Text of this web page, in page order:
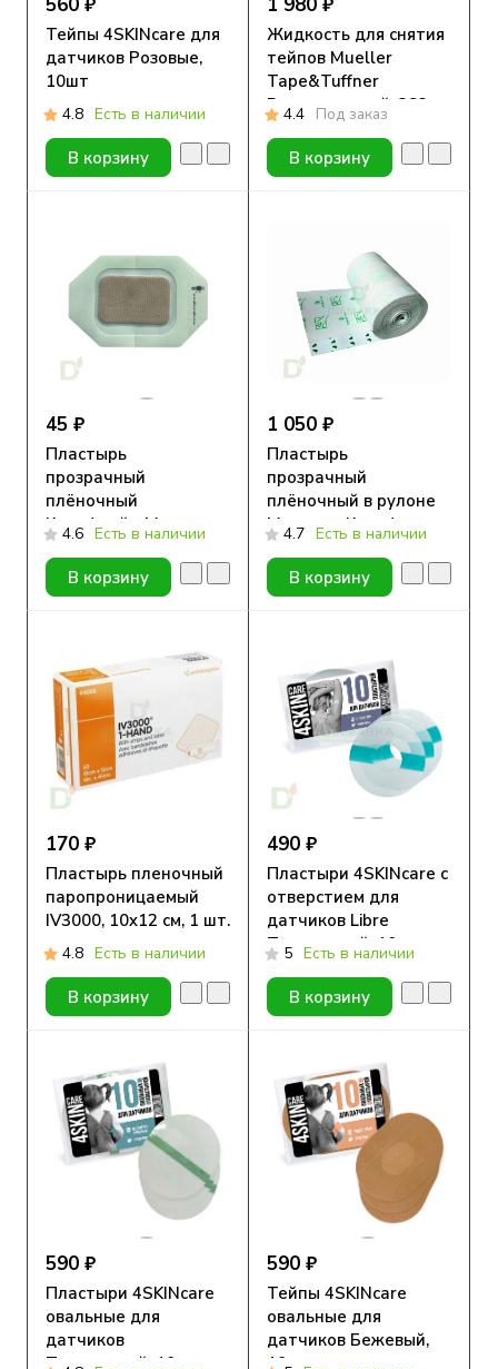
560 ₽
Тейпы 4SKINcare для
датчиков Розовые,
10шт
4.8 Есть в наличии
В корзину
1 980 ₽
Жидкость для снятия
тейпов Mueller
Tape&Tuffner
Remover спрей, 283 г
4.4 Под заказ
В корзину
45 ₽
Пластырь
прозрачный
плёночный
Круофрейм Медитек
с подушечкой, 6x7см
4.6 Есть в наличии
В корзину
1 050 ₽
Пластырь
прозрачный
плёночный в рулоне
Медитек Круофильм,
10см х 10м
4.7 Есть в наличии
В корзину
170 ₽
Пластырь пленочный
паропроницаемый
IV3000, 10x12 см, 1 шт.
4.8 Есть в наличии
В корзину
490 ₽
Пластыри 4SKINcare с
отверстием для
датчиков Libre
Прозрачный, 10шт
5 Есть в наличии
В корзину
590 ₽
Пластыри 4SKINcare
овальные для
датчиков
Прозрачный, 10 шт
590 ₽
Тейпы 4SKINcare
овальные для
датчиков Бежевый,
10 шт